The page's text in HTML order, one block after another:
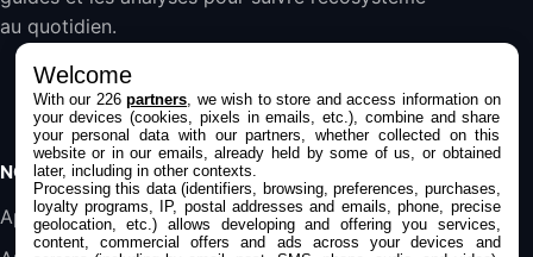
Filaire avec Microphone Antibruit Pour
Téléphones de Bureau
Accessoire iRobot Roomba - Kit de
Rémplacement Roomba Séries 600
19,9€ 23,99€Amazon
Harman Kardon SoundSticks 5 Haut-Parleur
Bluetooth, Noir
au quotidien.
NOS APPS
Application iPhone/iPad
Welcome
With our 226partners , we wish to store and access information on
your devices (cookies, pixels in emails, etc.), combine and share
your personal data with our partners, whether collected on this
website or in our emails, already held by some of us, or obtained
later, including in other contexts.
Processing this data (identifiers, browsing, preferences, purchases,
loyalty programs, IP, postal addresses and emails, phone, precise
geolocation, etc.) allows developing and offering you services,
content, commercial offers and ads across your devices and